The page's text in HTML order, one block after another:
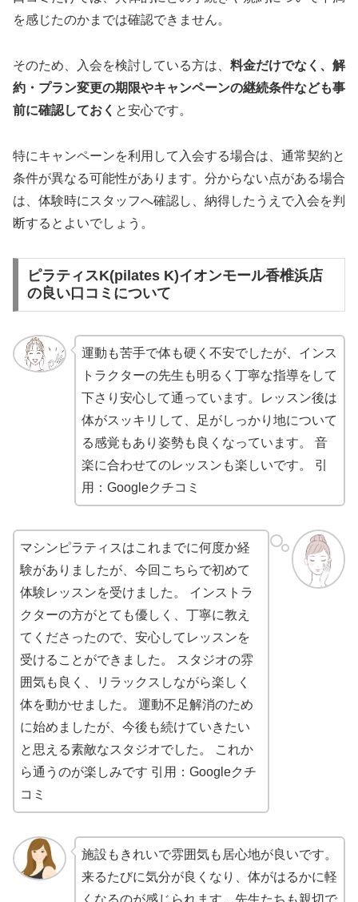
を感じたのかまでは確認できません。
そのため、入会を検討している方は、 料金だけでなく、解
約・プラン変更の期限やキャンペーンの継続条件なども事
前に確認しておく と安心です。
特にキャンペーンを利用して入会する場合は、通常契約と
条件が異なる可能性があります。分からない点がある場合
は、体験時にスタッフへ確認し、納得したうえで入会を判
断するとよいでしょう。
ピラティスK(pilates K)イオンモール香椎浜店
の良い口コミについて
運動も苦手で体も硬く不安でしたが、インス
トラクターの先生も明るく丁寧な指導をして
下さり安心して通っています。レッスン後は
体がスッキリして、足がしっかり地について
る感覚もあり姿勢も良くなっています。 音
楽に合わせてのレッスンも楽しいです。 引
用：Googleクチコミ
マシンピラティスはこれまでに何度か経
験がありましたが、今回こちらで初めて
体験レッスンを受けました。 インストラ
クターの方がとても優しく、丁寧に教え
てくださったので、安心してレッスンを
受けることができました。 スタジオの雰
囲気も良く、リラックスしながら楽しく
体を動かせました。 運動不足解消のため
に始めましたが、今後も続けていきたい
と思える素敵なスタジオでした。 これか
ら通うのが楽しみです 引用：Googleクチ
コミ
施設もきれいで雰囲気も居心地が良いです。
来るたびに気分が良くなり、体がはるかに軽
くなるのが感じられます。先生たちも親切で